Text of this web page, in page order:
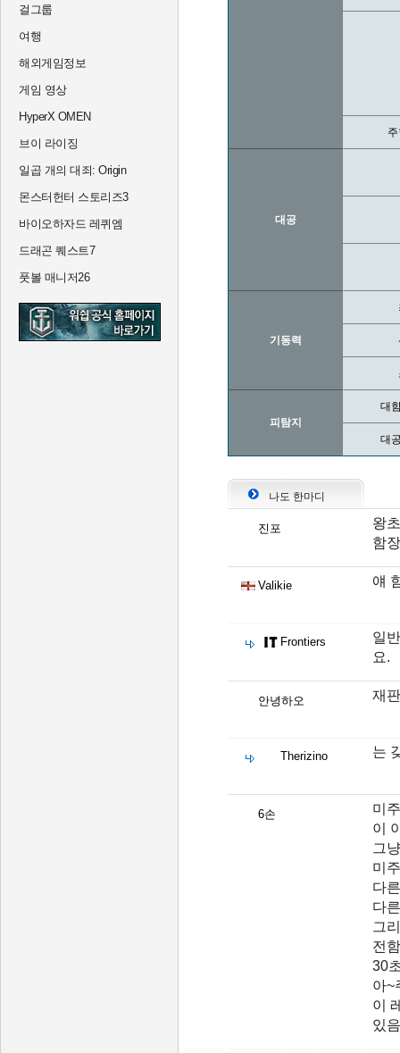
걸그룹
여행
해외게임정보
게임 영상
HyperX OMEN
브이 라이징
일곱 개의 대죄: Origin
몬스터헌터 스토리즈3
바이오하자드 레퀴엠
드래곤 퀘스트7
풋볼 매니저26
대공
기동력
피탐지
대
대
나도 한마디
진포
왕
함
Valikie 얘
Frontiers
일
요.
안녕하오 재
Therizino 는
6손
미
이
그
미
다
다
그
전
30
아~
이
있음